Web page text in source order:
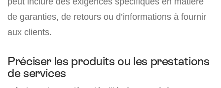
de garanties, de retours ou d’informations à fournir
aux clients.
Préciser les produits ou les prestations
de services